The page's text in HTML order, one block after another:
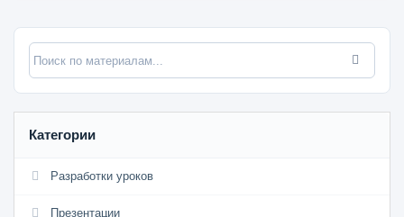
Категории
Разработки уроков
Презентации